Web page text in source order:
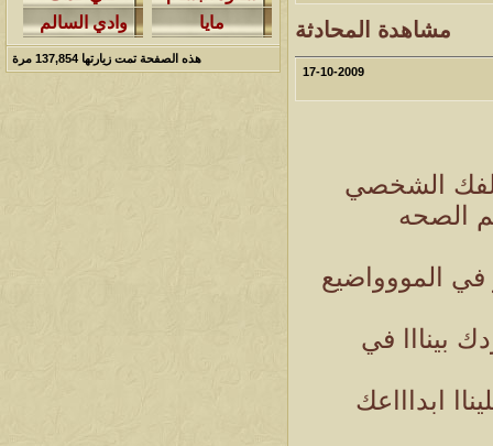
مشاركات المشاهدات آخر مشاركة
100291 آخر رد:الميآسية
مشاهدة المحادثة
17-10-2009
الشخصي
الصحه
المووواضيع
بينااا في
ابداااعك
هذه الصفحة تمت زيارتها 137,854 مرة